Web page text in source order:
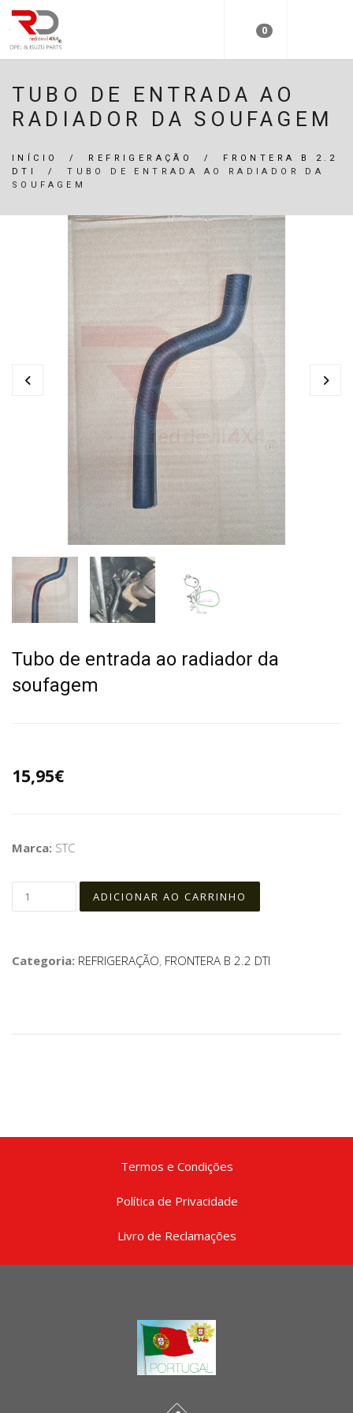
0
TUBO DE ENTRADA AO
RADIADOR DA SOUFAGEM
INÍCIO / REFRIGERAÇÃO / FRONTERA B 2.2
DTI
/TUBO DE ENTRADA AO RADIADOR DA
SOUFAGEM
Tubo de entrada ao radiador da
soufagem
15,95€
Marca: STC
Categoria: REFRIGERAÇÃO, FRONTERA B 2.2 DTI
Termos e Condições
Política de Privacidade
Livro de Reclamações